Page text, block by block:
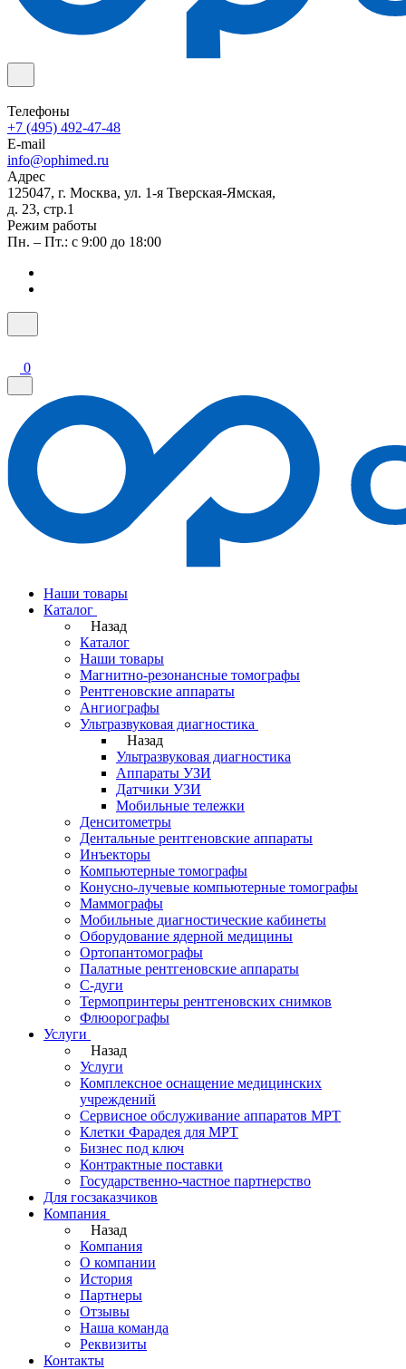
Телефоны
+7 (495) 492-47-48
E-mail
info@ophimed.ru
Адрес
125047, г. Москва, ул. 1-я Тверская-Ямская,
д. 23, стр.1
Режим работы
Пн. – Пт.: с 9:00 до 18:00
0
Наши товары
Каталог
Назад
Каталог
Наши товары
Магнитно-резонансные томографы
Рентгеновские аппараты
Ангиографы
Ультразвуковая диагностика
Назад
Ультразвуковая диагностика
Аппараты УЗИ
Датчики УЗИ
Мобильные тележки
Денситометры
Дентальные рентгеновские аппараты
Инъекторы
Компьютерные томографы
Конусно-лучевые компьютерные томографы
Маммографы
Мобильные диагностические кабинеты
Оборудование ядерной медицины
Ортопантомографы
Палатные рентгеновские аппараты
С-дуги
Термопринтеры рентгеновских снимков
Флюорографы
Услуги
Назад
Услуги
Комплексное оснащение медицинских
учреждений
Сервисное обслуживание аппаратов МРТ
Клетки Фарадея для МРТ
Бизнес под ключ
Контрактные поставки
Государственно-частное партнерство
Для госзаказчиков
Компания
Назад
Компания
О компании
История
Партнеры
Отзывы
Наша команда
Реквизиты
Контакты